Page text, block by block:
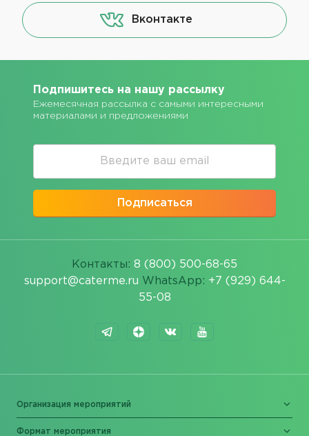
Вконтакте
Подпишитесь на нашу рассылку
Ежемесячная рассылка с самыми интересными
материалами и предложениями
Подписаться
Контакты: 8 (800) 500-68-65
support@caterme.ru WhatsApp: +7 (929) 644-
55-08
Организация мероприятий
Формат мероприятия